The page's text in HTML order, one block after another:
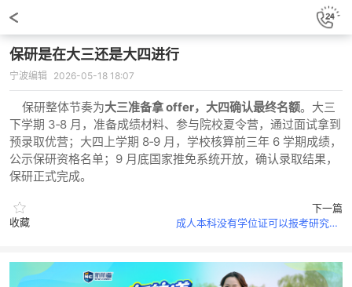
保研是在大三还是大四进行
宁波编辑 2026-05-18 18:07
保研整体节奏为大三准备拿 offer，大四确认最终名额。大三
下学期 3‑8 月，准备成绩材料、参与院校夏令营，通过面试拿到
预录取优营；大四上学期 8‑9 月，学校核算前三年 6 学期成绩，
公示保研资格名单；9 月底国家推免系统开放，确认录取结果，
保研正式完成。
收藏
下一篇
成人本科没有学位证可以报考研究生吗